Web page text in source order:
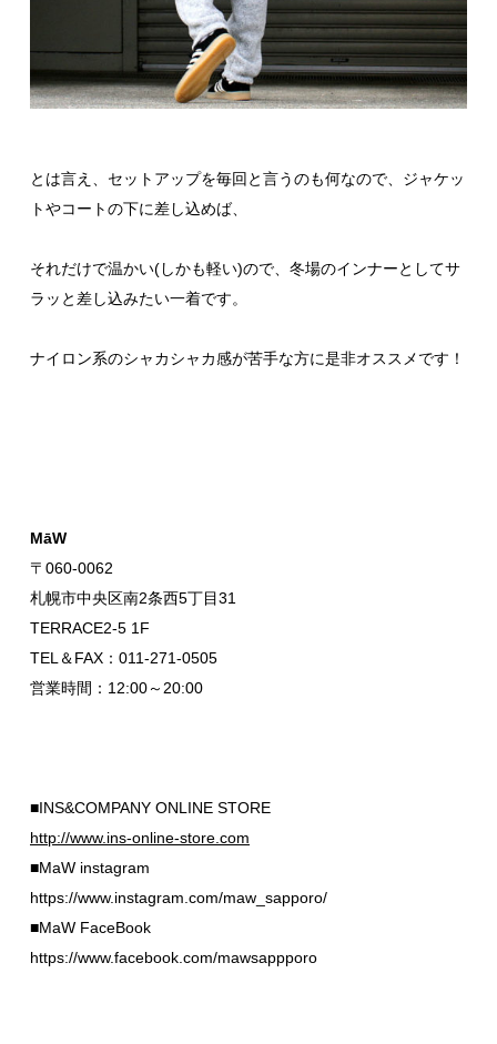
とは言え、セットアップを毎回と言うのも何なので、ジャケッ
トやコートの下に差し込めば、
それだけで温かい(しかも軽い)ので、冬場のインナーとしてサ
ラッと差し込みたい一着です。
ナイロン系のシャカシャカ感が苦手な方に是非オススメです！
MāW
〒060-0062
札幌市中央区南2条西5丁目31
TERRACE2-5 1F
TEL＆FAX：011-271-0505
営業時間：12:00～20:00
■INS&COMPANY ONLINE STORE
http://www.ins-online-store.com
■MaW instagram
https://www.instagram.com/maw_sapporo/
■MaW FaceBook
https://www.facebook.com/mawsappporo